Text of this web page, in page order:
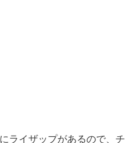
ライザップがあるので、チ